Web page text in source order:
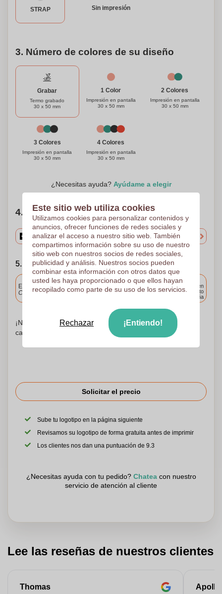
o una reunión llena de diversión con amigos y familia,
STRAP Sin impresión
3. Número de colores de su diseño
Grabar
Termo grabado
30 x 50 mm
1 Color
Impresión en pantalla
30 x 50 mm
2 Colores
Impresión en pantalla
30 x 50 mm
3 Colores
Impresión en pantalla
30 x 50 mm
4 Colores
Impresión en pantalla
30 x 50 mm
¿Necesitas ayuda? Ayúdame a elegir
4. Elige tu cantidad
5. Elija su fecha de envío
Incluido
Entrega estándar
Cargue y apruebe sus archivos antes de las 9.30 a.m.
Entrega en
cualquier punto
de España
¡No te preocupes! Simplemente suba sus archivos a la
canasta de compras
Solicitar el precio
Sube tu logotipo en la página siguiente
Revisamos su logotipo de forma gratuita antes de imprimir
Los clientes nos dan una puntuación de 9.3
¿Necesitas ayuda con tu pedido? Chateacon nuestro
servicio de atención al cliente
Lee las reseñas de nuestros clientes
Thomas
Este sitio web utiliza cookies
Utilizamos cookies para personalizar contenidos y
anuncios, ofrecer funciones de redes sociales y
analizar el acceso a nuestro sitio web. También
compartimos información sobre su uso de nuestro
sitio web con nuestros socios de redes sociales,
publicidad y análisis. Nuestros socios pueden
combinar esta información con otros datos que
usted les haya proporcionado o que ellos hayan
recopilado como parte de su uso de los servicios.
Rechazar ¡Entiendo!